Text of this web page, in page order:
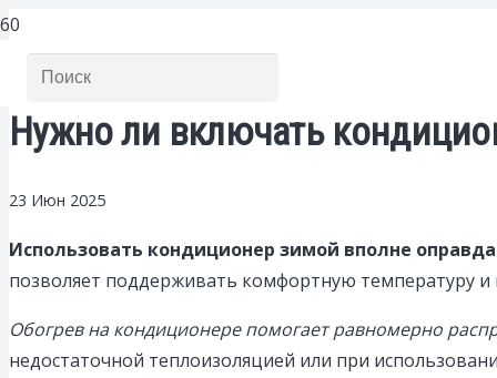
Нужно ли включать
23 Июн 2025
Использовать кондиционер зимой вполне
позволяет поддерживать комфортную температуру и
Обогрев на кондиционере помогает равномерно
недостаточной теплоизоляцией или при